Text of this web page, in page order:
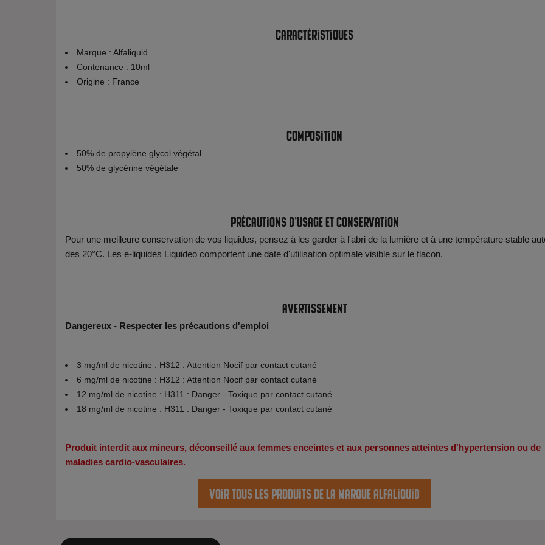
Caractéristiques
Marque : Alfaliquid
Contenance : 10ml
Origine : France
Composition
50% de propylène glycol végétal
50% de glycérine végétale
Précautions d'usage et conservation
Pour une meilleure conservation de vos liquides, pensez à les garder à l'abri de la lumière et à une température stable
des 20°C. Les e-liquides Liquideo comportent une date d'utilisation optimale visible sur le flacon.
Avertissement
Dangereux - Respecter les précautions d'emploi
3 mg/ml de nicotine : H312 : Attention Nocif par contact cutané
6 mg/ml de nicotine : H312 : Attention Nocif par contact cutané
12 mg/ml de nicotine : H311 : Danger - Toxique par contact cutané
18 mg/ml de nicotine : H311 : Danger - Toxique par contact cutané
Produit interdit aux mineurs, déconseillé aux femmes enceintes et aux personnes atteintes d'hypertension ou de
maladies cardio-vasculaires.
Voir tous les produits de la marque Alfaliquid